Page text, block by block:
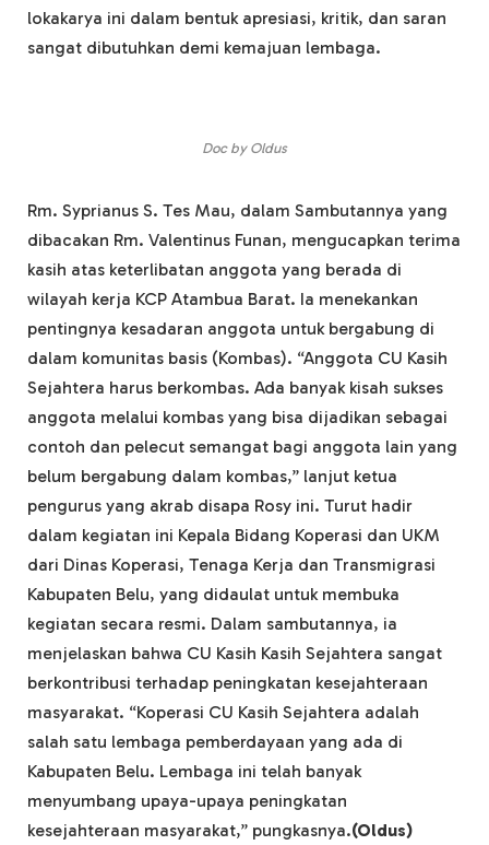
lokakarya ini dalam bentuk apresiasi, kritik, dan saran
sangat dibutuhkan demi kemajuan lembaga.
Doc by Oldus
Rm. Syprianus S. Tes Mau, dalam Sambutannya yang
dibacakan Rm. Valentinus Funan, mengucapkan terima
kasih atas keterlibatan anggota yang berada di
wilayah kerja KCP Atambua Barat. Ia menekankan
pentingnya kesadaran anggota untuk bergabung di
dalam komunitas basis (Kombas). “Anggota CU Kasih
Sejahtera harus berkombas. Ada banyak kisah sukses
anggota melalui kombas yang bisa dijadikan sebagai
contoh dan pelecut semangat bagi anggota lain yang
belum bergabung dalam kombas,” lanjut ketua
pengurus yang akrab disapa Rosy ini. Turut hadir
dalam kegiatan ini Kepala Bidang Koperasi dan UKM
dari Dinas Koperasi, Tenaga Kerja dan Transmigrasi
Kabupaten Belu, yang didaulat untuk membuka
kegiatan secara resmi. Dalam sambutannya, ia
menjelaskan bahwa CU Kasih Kasih Sejahtera sangat
berkontribusi terhadap peningkatan kesejahteraan
masyarakat. “Koperasi CU Kasih Sejahtera adalah
salah satu lembaga pemberdayaan yang ada di
Kabupaten Belu. Lembaga ini telah banyak
menyumbang upaya-upaya peningkatan
kesejahteraan masyarakat,” pungkasnya.(Oldus)